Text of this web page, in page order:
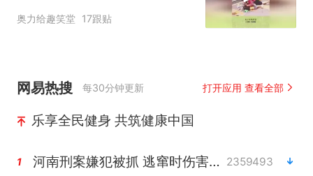
是最好的办法
奥力给趣笑堂 17跟贴
网易热搜 每30分钟更新 打开应用 查看全部
乐享全民健身 共筑健康中国
1 河南刑案嫌犯被抓 逃窜时伤害多人 2359493